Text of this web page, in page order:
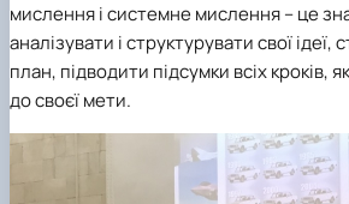
мислення і системне мислення – це
аналізувати і структурувати свої
план, підводити підсумки всіх кроків,
до своєї мети.